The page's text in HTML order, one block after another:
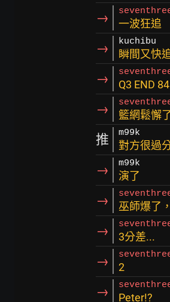
→ 一波狂追
→ kuchibu
瞬間又快
→ Q3 END
→ 籃網鬆懈
推 m99k
對方很過
→ m99k
演了
→ 巫師爆了
→ 3分差...
→ 2
→ Peter!?